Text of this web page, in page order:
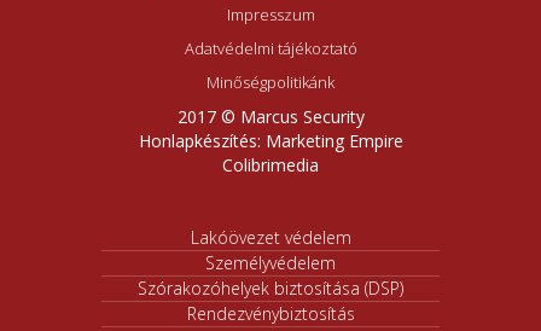
Impresszum
Adatvédelmi tájékoztató
Minőségpolitikánk
2017 © Marcus Security
Honlapkészítés: Marketing Empire
Colibrimedia
Lakóövezet védelem
Személyvédelem
Szórakozóhelyek biztosítása (DSP)
Rendezvénybiztosítás